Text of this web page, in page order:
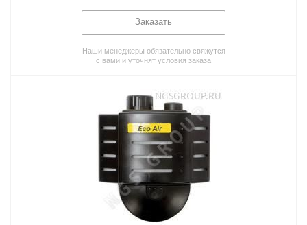
Заказать
Наши менеджеры обязательно свяжутся
с вами и уточнят условия заказа